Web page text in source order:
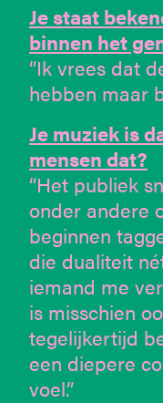
Je staat
binnen het
“Ik vrees dat
hebben maar
Je muziek is
mensen dat?
“Het publiek
onder andere
beginnen
die dualiteit
iemand me
is misschien
tegelijkertijd
een diepere
voel.”